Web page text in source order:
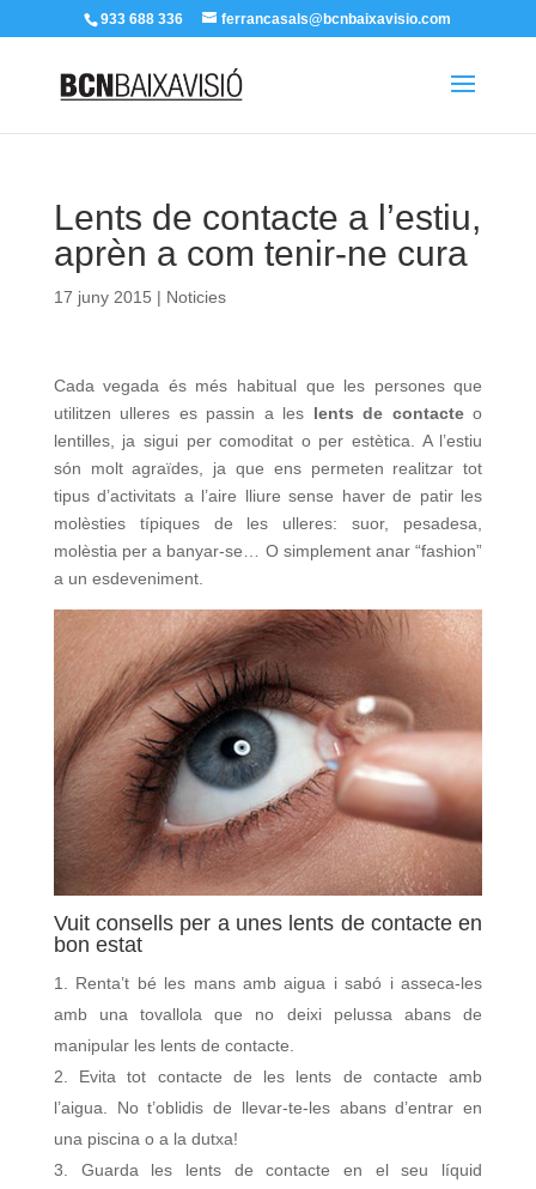
933 688 336 ferrancasals@bcnbaixavisio.com
Lents de contacte a l’estiu,
aprèn a com tenir-ne cura
17 juny 2015 | Noticies
Cada vegada és més habitual que les persones que
utilitzen ulleres es passin a les lents de contacteo
lentilles, ja sigui per comoditat o per estètica. A l’estiu
són molt agraïdes, ja que ens permeten realitzar tot
tipus d’activitats a l’aire lliure sense haver de patir les
molèsties típiques de les ulleres: suor, pesadesa,
molèstia per a banyar-se… O simplement anar “fashion”
a un esdeveniment.
Vuit consells per a unes lents de contacte en
bon estat
Renta’t bé les mans amb aigua i sabó i asseca-les
amb una tovallola que no deixi pelussa abans de
manipular les lents de contacte.
Evita tot contacte de les lents de contacte amb
l’aigua. No t’oblidis de llevar-te-les abans d’entrar en
una piscina o a la dutxa!
Guarda les lents de contacte en el seu líquid